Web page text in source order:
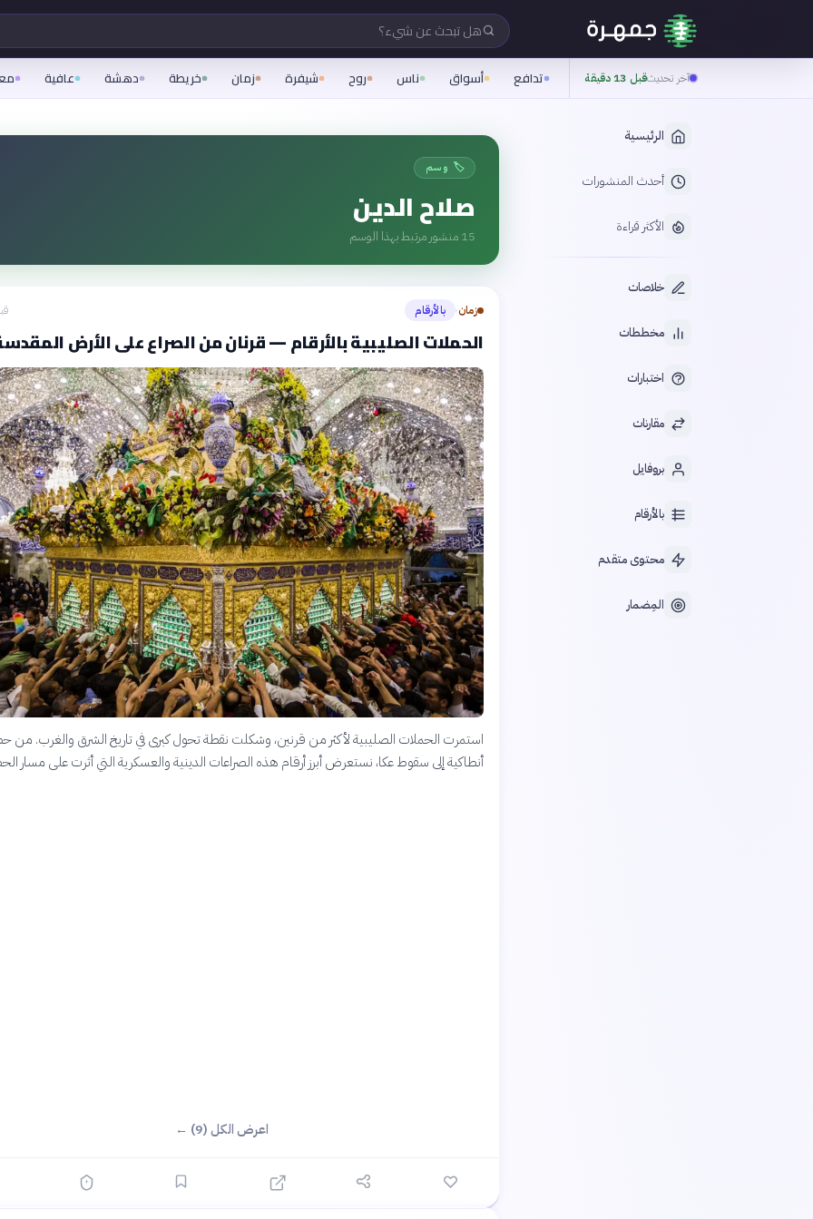
هل تبحث عن شيء؟
آخر تحديثقبل 13 دقيقة تدافع أسواق ناس روح شيفرة زمان خريطة دهشة عافية
الرئيسية
أحدث المنشورات
الأكثر قراءة
خلاصات
مخططات
اختبارات
مقارنات
بروفايل
بالأرقام
محتوى متقدم
المِضمار
🏷️ وسم
صلاح الدين
15 منشور مرتبط بهذا الوسم
زمان› بالأرقام قبل
الحملات الصليبية بالأرقام — قرنان من الصراع على الأرض
استمرت الحملات الصليبية لأكثر من قرنين، وشكلت نقطة تحول كبرى في تاريخ الشرق والغرب. من
أنطاكية إلى سقوط عكا، نستعرض أبرز أرقام هذه الصراعات الدينية والعسكرية التي أثرت على مسار
اعرض الكل (9) ←
سؤال